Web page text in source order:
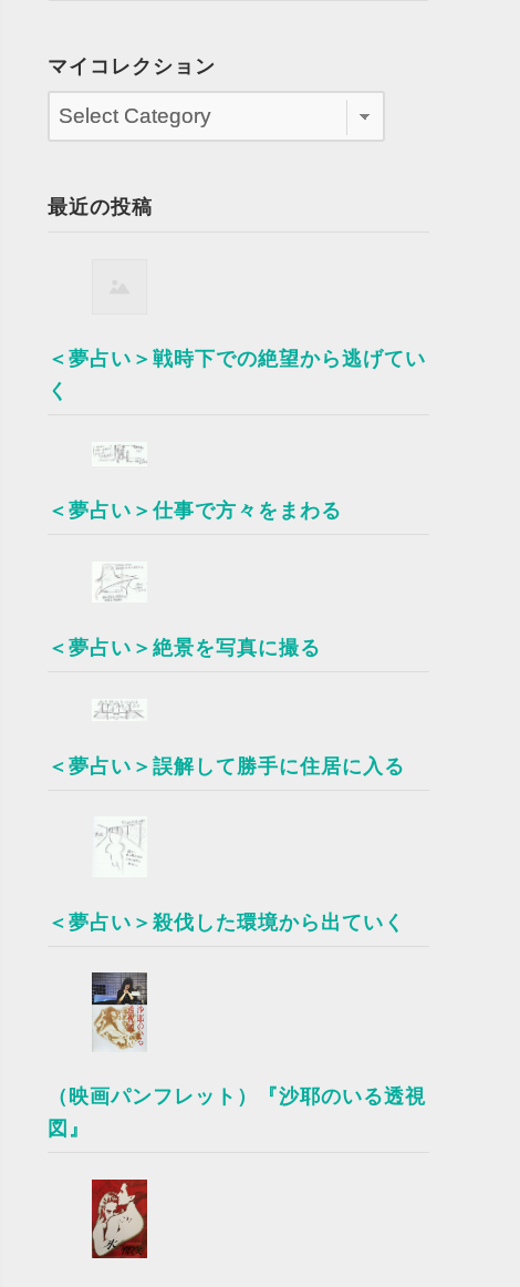
マイコレクション
最近の投稿
＜夢占い＞戦時下での絶望から逃げてい
く
＜夢占い＞仕事で方々をまわる
＜夢占い＞絶景を写真に撮る
＜夢占い＞誤解して勝手に住居に入る
＜夢占い＞殺伐した環境から出ていく
（映画パンフレット）『沙耶のいる透視
図』